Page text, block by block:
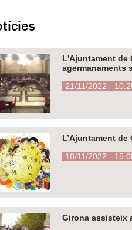
L'Ajuntament de
agermanaments
21/11/2022 -
L’Ajuntament
18/11/2022 -
Girona assisteix